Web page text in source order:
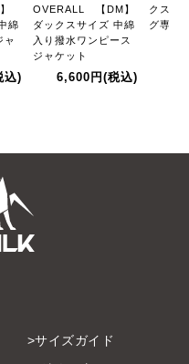
綿
ャ
込)
OVERALL 【DM】
ダックスサイズ 中綿
入り撥水ワンピース
ジャケット
6,600円 (税込)
クスフ
グ専用
サイズガイド